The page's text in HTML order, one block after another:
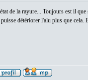
de la rayure... Toujours est il
détériorer l'alu plus que